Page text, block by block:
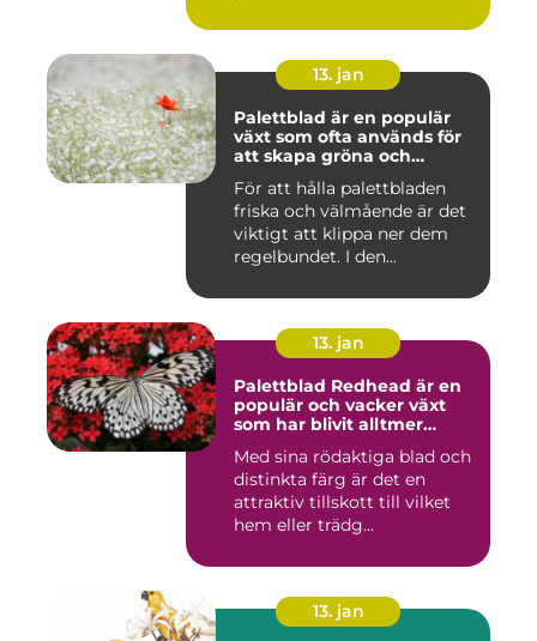
13. jan
Palettblad är en populär
växt som ofta används för
att skapa gröna och
inomhusmiljöer
För att hålla palettbladen
friska och välmående är det
viktigt att klippa ner dem
regelbundet. I den...
13. jan
Palettblad Redhead är en
populär och vacker växt
som har blivit alltmer
trädgårdsentusiaster
Med sina rödaktiga blad och
distinkta färg är det en
attraktiv tillskott till vilket
hem eller trädg...
13. jan